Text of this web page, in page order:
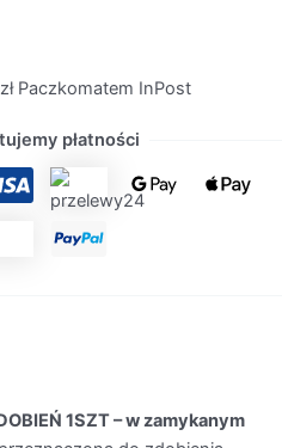
Paczkomatem InPost
płatności
1SZT – wzamykanym